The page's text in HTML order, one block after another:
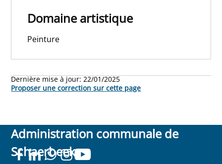
Domaine artistique
Peinture
Dernière mise à jour:22/01/2025
Proposer une correction sur cette page
Administration communale de
Schaerbeek